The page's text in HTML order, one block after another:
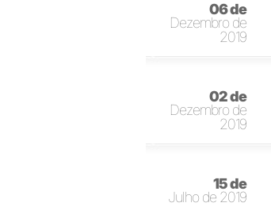
06 de
Dezembro de
2019
02 de
Dezembro de
2019
15 de
Julho de 2019